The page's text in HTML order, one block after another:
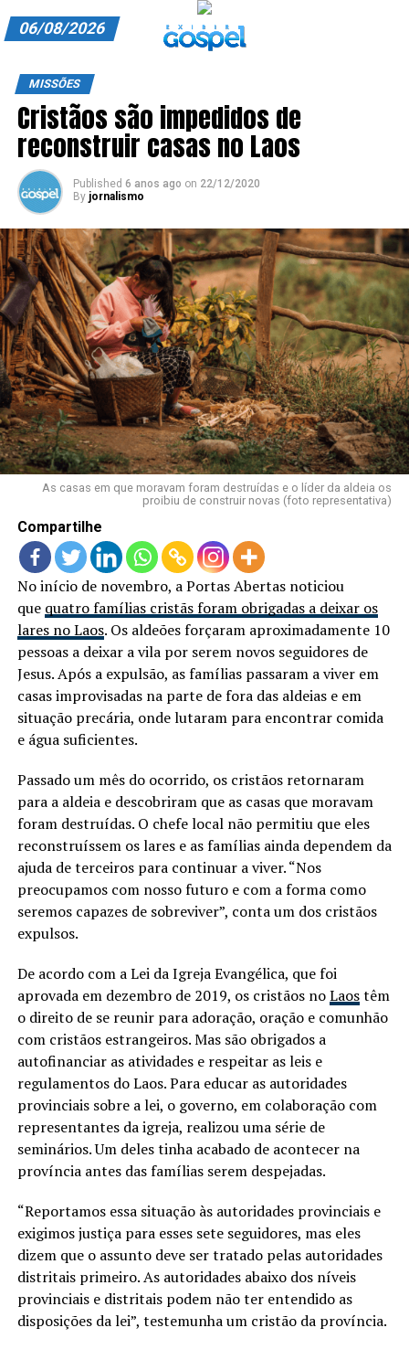
ANUNCIE CONOSCO
ASSINE
CARRINHO
EDITORIAL
ENTREVISTAS
EXPEDIENTE
FINALIZAR COMPRA
HOME
LANÇAMENTOS
06/08/2026
MISSÕES
Cristãos são impedidos de
reconstruir casas no Laos
Published 6 anos ago on 22/12/2020
By jornalismo
As casas em que moravam foram destruídas e o líder da aldeia os
proibiu de construir novas (foto representativa)
Compartilhe
No início de novembro, a Portas Abertas noticiou
que quatro famílias cristãs foram obrigadas a deixar os
lares no Laos. Os aldeões forçaram aproximadamente 10
pessoas a deixar a vila por serem novos seguidores de
Jesus. Após a expulsão, as famílias passaram a viver em
casas improvisadas na parte de fora das aldeias e em
situação precária, onde lutaram para encontrar comida
e água suficientes.
Passado um mês do ocorrido, os cristãos retornaram
para a aldeia e descobriram que as casas que moravam
foram destruídas. O chefe local não permitiu que eles
reconstruíssem os lares e as famílias ainda dependem da
ajuda de terceiros para continuar a viver. “Nos
preocupamos com nosso futuro e com a forma como
seremos capazes de sobreviver”, conta um dos cristãos
expulsos.
De acordo com a Lei da Igreja Evangélica, que foi
aprovada em dezembro de 2019, os cristãos noLaostêm
o direito de se reunir para adoração, oração e comunhão
com cristãos estrangeiros. Mas são obrigados a
autofinanciar as atividades e respeitar as leis e
regulamentos do Laos. Para educar as autoridades
provinciais sobre a lei, o governo, em colaboração com
representantes da igreja, realizou uma série de
seminários. Um deles tinha acabado de acontecer na
província antes das famílias serem despejadas.
“Reportamos essa situação às autoridades provinciais e
exigimos justiça para esses sete seguidores, mas eles
dizem que o assunto deve ser tratado pelas autoridades
distritais primeiro. As autoridades abaixo dos níveis
provinciais e distritais podem não ter entendido as
disposições da lei”, testemunha um cristão da província.